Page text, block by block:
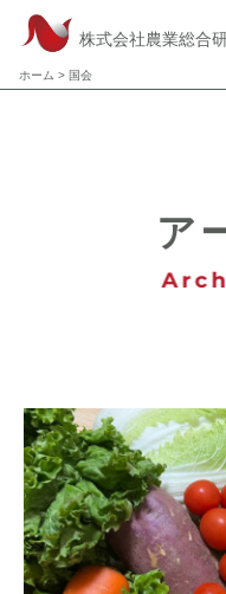
株式会社農業総合
ホーム > 国会
ア